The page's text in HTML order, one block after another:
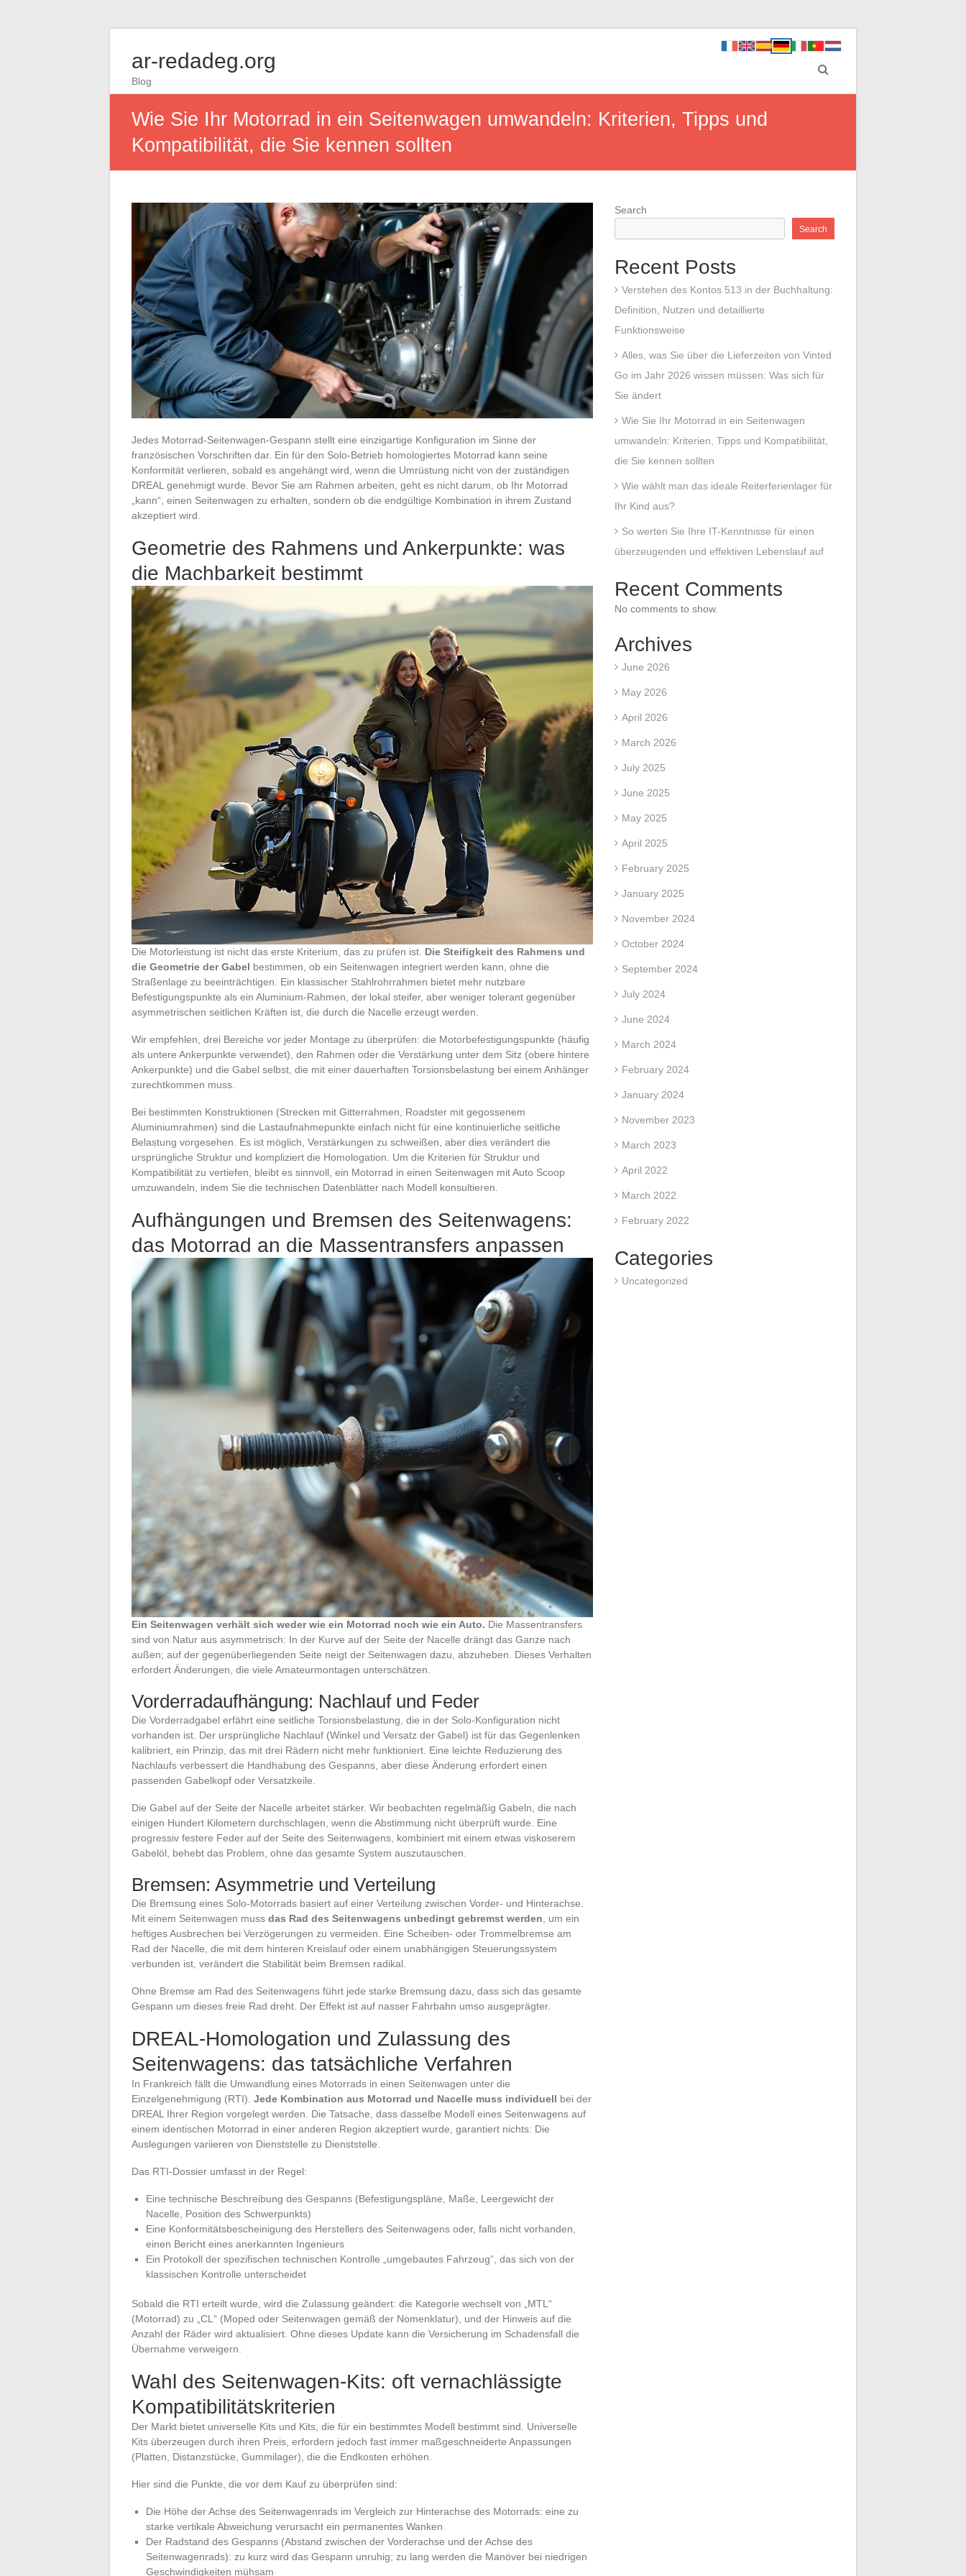
ar-redadeg.org
Blog
Wie Sie Ihr Motorrad in ein Seitenwagen umwandeln: Kriterien, Tipps und
Kompatibilität, die Sie kennen sollten
Jedes Motorrad-Seitenwagen-Gespann stellt eine einzigartige Konfiguration im Sinne der
französischen Vorschriften dar. Ein für den Solo-Betrieb homologiertes Motorrad kann seine
Konformität verlieren, sobald es angehängt wird, wenn die Umrüstung nicht von der zuständigen
DREAL genehmigt wurde. Bevor Sie am Rahmen arbeiten, geht es nicht darum, ob Ihr Motorrad
„kann“, einen Seitenwagen zu erhalten, sondern ob die endgültige Kombination in ihrem Zustand
akzeptiert wird.
Geometrie des Rahmens und Ankerpunkte: was
die Machbarkeit bestimmt
Die Motorleistung ist nicht das erste Kriterium, das zu prüfen ist. Die Steifigkeit des Rahmens und
die Geometrie der Gabel bestimmen, ob ein Seitenwagen integriert werden kann, ohne die
Straßenlage zu beeinträchtigen. Ein klassischer Stahlrohrrahmen bietet mehr nutzbare
Befestigungspunkte als ein Aluminium-Rahmen, der lokal steifer, aber weniger tolerant gegenüber
asymmetrischen seitlichen Kräften ist, die durch die Nacelle erzeugt werden.
Wir empfehlen, drei Bereiche vor jeder Montage zu überprüfen: die Motorbefestigungspunkte (häufig
als untere Ankerpunkte verwendet), den Rahmen oder die Verstärkung unter dem Sitz (obere hintere
Ankerpunkte) und die Gabel selbst, die mit einer dauerhaften Torsionsbelastung bei einem Anhänger
zurechtkommen muss.
Bei bestimmten Konstruktionen (Strecken mit Gitterrahmen, Roadster mit gegossenem
Aluminiumrahmen) sind die Lastaufnahmepunkte einfach nicht für eine kontinuierliche seitliche
Belastung vorgesehen. Es ist möglich, Verstärkungen zu schweißen, aber dies verändert die
ursprüngliche Struktur und kompliziert die Homologation. Um die Kriterien für Struktur und
Kompatibilität zu vertiefen, bleibt es sinnvoll, ein Motorrad in einen Seitenwagen mit Auto Scoop
umzuwandeln, indem Sie die technischen Datenblätter nach Modell konsultieren.
Aufhängungen und Bremsen des Seitenwagens:
das Motorrad an die Massentransfers anpassen
Ein Seitenwagen verhält sich weder wie ein Motorrad noch wie ein Auto. Die Massentransfers
sind von Natur aus asymmetrisch: In der Kurve auf der Seite der Nacelle drängt das Ganze nach
außen; auf der gegenüberliegenden Seite neigt der Seitenwagen dazu, abzuheben. Dieses Verhalten
erfordert Änderungen, die viele Amateurmontagen unterschätzen.
Vorderradaufhängung: Nachlauf und Feder
Die Vorderradgabel erfährt eine seitliche Torsionsbelastung, die in der Solo-Konfiguration nicht
vorhanden ist. Der ursprüngliche Nachlauf (Winkel und Versatz der Gabel) ist für das Gegenlenken
kalibriert, ein Prinzip, das mit drei Rädern nicht mehr funktioniert. Eine leichte Reduzierung des
Nachlaufs verbessert die Handhabung des Gespanns, aber diese Änderung erfordert einen
passenden Gabelkopf oder Versatzkeile.
Die Gabel auf der Seite der Nacelle arbeitet stärker. Wir beobachten regelmäßig Gabeln, die nach
einigen Hundert Kilometern durchschlagen, wenn die Abstimmung nicht überprüft wurde. Eine
progressiv festere Feder auf der Seite des Seitenwagens, kombiniert mit einem etwas viskoserem
Gabelöl, behebt das Problem, ohne das gesamte System auszutauschen.
Bremsen: Asymmetrie und Verteilung
Die Bremsung eines Solo-Motorrads basiert auf einer Verteilung zwischen Vorder- und Hinterachse.
Mit einem Seitenwagen muss das Rad des Seitenwagens unbedingt gebremst werden , um ein
heftiges Ausbrechen bei Verzögerungen zu vermeiden. Eine Scheiben- oder Trommelbremse am
Rad der Nacelle, die mit dem hinteren Kreislauf oder einem unabhängigen Steuerungssystem
verbunden ist, verändert die Stabilität beim Bremsen radikal.
Ohne Bremse am Rad des Seitenwagens führt jede starke Bremsung dazu, dass sich das gesamte
Gespann um dieses freie Rad dreht. Der Effekt ist auf nasser Fahrbahn umso ausgeprägter.
DREAL-Homologation und Zulassung des
Seitenwagens: das tatsächliche Verfahren
In Frankreich fällt die Umwandlung eines Motorrads in einen Seitenwagen unter die
Einzelgenehmigung (RTI). Jede Kombination aus Motorrad und Nacelle muss individuell bei der
DREAL Ihrer Region vorgelegt werden. Die Tatsache, dass dasselbe Modell eines Seitenwagens auf
einem identischen Motorrad in einer anderen Region akzeptiert wurde, garantiert nichts: Die
Auslegungen variieren von Dienststelle zu Dienststelle.
Das RTI-Dossier umfasst in der Regel:
Eine technische Beschreibung des Gespanns (Befestigungspläne, Maße, Leergewicht der
Nacelle, Position des Schwerpunkts)
Eine Konformitätsbescheinigung des Herstellers des Seitenwagens oder, falls nicht vorhanden,
einen Bericht eines anerkannten Ingenieurs
Ein Protokoll der spezifischen technischen Kontrolle „umgebautes Fahrzeug“, das sich von der
klassischen Kontrolle unterscheidet
Sobald die RTI erteilt wurde, wird die Zulassung geändert: die Kategorie wechselt von „MTL“
(Motorrad) zu „CL“ (Moped oder Seitenwagen gemäß der Nomenklatur), und der Hinweis auf die
Anzahl der Räder wird aktualisiert. Ohne dieses Update kann die Versicherung im Schadensfall die
Übernahme verweigern.
Wahl des Seitenwagen-Kits: oft vernachlässigte
Kompatibilitätskriterien
Der Markt bietet universelle Kits und Kits, die für ein bestimmtes Modell bestimmt sind. Universelle
Kits überzeugen durch ihren Preis, erfordern jedoch fast immer maßgeschneiderte Anpassungen
(Platten, Distanzstücke, Gummilager), die die Endkosten erhöhen.
Hier sind die Punkte, die vor dem Kauf zu überprüfen sind:
Die Höhe der Achse des Seitenwagenrads im Vergleich zur Hinterachse des Motorrads: eine zu
starke vertikale Abweichung verursacht ein permanentes Wanken
Der Radstand des Gespanns (Abstand zwischen der Vorderachse und der Achse des
Seitenwagenrads): zu kurz wird das Gespann unruhig; zu lang werden die Manöver bei niedrigen
Geschwindigkeiten mühsam
Search
Search
Recent Posts
Verstehen des Kontos 513 in der Buchhaltung:
Definition, Nutzen und detaillierte
Funktionsweise
Alles, was Sie über die Lieferzeiten von Vinted
Go im Jahr 2026 wissen müssen: Was sich für
Sie ändert
Wie Sie Ihr Motorrad in ein Seitenwagen
umwandeln: Kriterien, Tipps und Kompatibilität,
die Sie kennen sollten
Wie wählt man das ideale Reiterferienlager für
Ihr Kind aus?
So werten Sie Ihre IT-Kenntnisse für einen
überzeugenden und effektiven Lebenslauf auf
Recent Comments
No comments to show.
Archives
June 2026
May 2026
April 2026
March 2026
July 2025
June 2025
May 2025
April 2025
February 2025
January 2025
November 2024
October 2024
September 2024
July 2024
June 2024
March 2024
February 2024
January 2024
November 2023
March 2023
April 2022
March 2022
February 2022
Categories
Uncategorized